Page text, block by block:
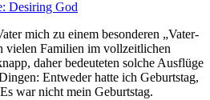
Desiring God
mich zu einem besonderen „Vater-
vielen Familien im vollzeitlichen
daher bedeuteten solche Ausflüge
Entweder hatte ich Geburtstag,
war nicht mein Geburtstag.